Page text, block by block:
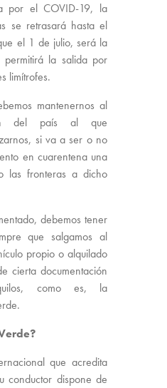
por el COVID-19, la
se retrasará hasta el
el 1 de julio, será la
la salida por
limítrofes.
mantenernos al
del país al que
si va a ser o no
en cuarentena una
las fronteras a dicho
debemos tener
que salgamos al
propio o alquilado
cierta documentación
como es, la
que acredita
conductor dispone de